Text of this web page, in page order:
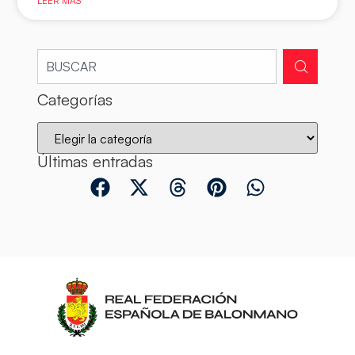
Categorías
Últimas entradas